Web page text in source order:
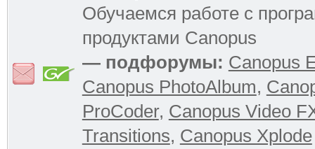
Обучаемся работе с
продуктами Canopus
— подфорумы: Canopus
Canopus PhotoAlbum,
ProCoder, Canopus Video
Transitions, Canopus Xplode